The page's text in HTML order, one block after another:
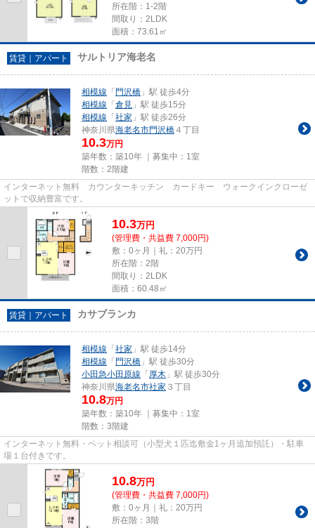
所在階：1-2階
間取り：2LDK
面積：73.61㎡
賃貸｜アパート サルトリア海老名
相模線 「門沢橋 」駅 徒歩4分
相模線 「倉見 」駅 徒歩15分
相模線 「社家 」駅 徒歩26分
神奈川県海老名市門沢橋 ４丁目
10.3万円
築年数：築10年 ｜募集中： 1室
階数：2階建
インターネット無料 カウンターキッチン カードキー ウォークインクローゼ
ットで収納豊富です。
10.3万円
(管理費・共益費 7,000円)
敷：0ヶ月｜礼：20万円
所在階：2階
間取り：2LDK
面積：60.48㎡
賃貸｜アパート カサブランカ
相模線 「社家 」駅 徒歩14分
相模線 「門沢橋 」駅 徒歩30分
小田急小田原線 「厚木 」駅 徒歩30分
神奈川県海老名市社家 ３丁目
10.8万円
築年数：築10年 ｜募集中： 1室
階数：3階建
インターネット無料・ペット相談可（小型犬１匹迄敷金1ヶ月追加預託）・駐車
場１台付きです。
10.8万円
(管理費・共益費 7,000円)
敷：0ヶ月｜礼：20万円
所在階：3階